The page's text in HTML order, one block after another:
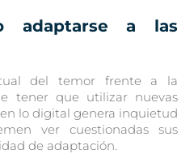
adaptarse a las
del temor frente a la
tener que utilizar nuevas
lo digital genera inquietud
ver cuestionadas sus
de adaptación.